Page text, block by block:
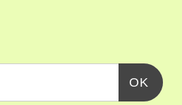
OK